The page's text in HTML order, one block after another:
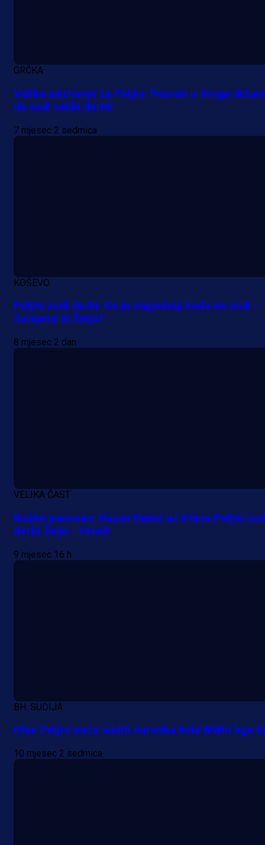
Pogledajte gol Kenana Kodre
9 h 46 min
GRČKA
Veliko priznanje za Peljtu: Pozvan u drugu
da sudi veliki derbi!
7 mjesec 2 sedmica
KOŠEVO
Peljto sudi derbi: Ko je uspješniji kada on sudi -
Sarajevo ili Željo?
8 mjesec 2 dan
VELIKA ČAST
Bužim ponosan: Hasan Nanić uz Irfana Peljtu
derbi Željo - Velež!
9 mjesec 16 h
BH. SUDIJA
Irfan Peljto neće suditi naredna kola WWin lige
10 mjesec 2 sedmica